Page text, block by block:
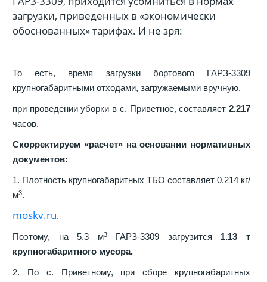
загрузки, приведенных в «экономически
обоснованных» тарифах. И не зря:
То есть, время загрузки бортового ГАРЗ-3309
крупногабаритными отходами, загружаемыми вручную,
при проведении уборки в с. Приветное, составляет2.217
часов.
Скорректируем «расчет» на основании нормативных
документов:
1. Плотность крупногабаритных ТБО составляет 0.214 кг/
м3.
moskv.ru.
Поэтому, на 5.3 м3ГАРЗ-3309 загрузится 1.13 т
крупногабаритного мусора.
2. По с. Приветному, при сборе крупногабаритных